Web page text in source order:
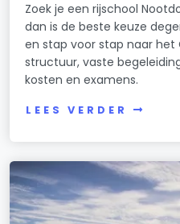
Zoek je een rijschool
dan is de beste keuze
en stap voor stap naar het
structuur, vaste
kosten en examens.
LEES VERDER